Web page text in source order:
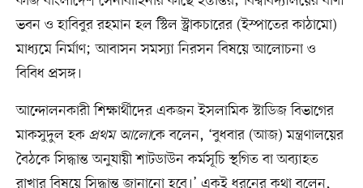
ভবন ও হাবিবুর রহমান হল স্টিল স্ট্রাকচারের (ইস্পাতের কাঠামো)
মাধ্যমে নির্মাণ; আবাসন সমস্যা নিরসন বিষয়ে আলোচনা ও
বিবিধ প্রসঙ্গ।
আন্দোলনকারী শিক্ষার্থীদের একজন ইসলামিক স্টাডিজ বিভাগের
মাকসুদুল হক প্রথম আলোকে বলেন, ‘বুধবার (আজ) মন্ত্রণালয়ের
বৈঠকে সিদ্ধান্ত অনুযায়ী শাটডাউন কর্মসূচি স্থগিত বা অব্যাহত
রাখার বিষয়ে সিদ্ধান্ত জানানো হবে।’ একই ধরনের কথা বলেন,